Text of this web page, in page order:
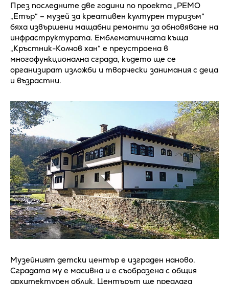
През последните две години по проекта „РЕМО
„Етър“ – музей за креативен културен туризъм“
бяха извършени мащабни ремонти за обновяване на
инфраструктурата. Емблематичната къща
„Кръстник-Колчов хан“ е преустроена в
многофункционална сграда, където ще се
организират изложби и творчески занимания с деца
и възрастни.
Музейният детски център е изграден наново.
Сградата му е масивна и е съобразена с общия
архитектурен облик. Центърът ще предлага